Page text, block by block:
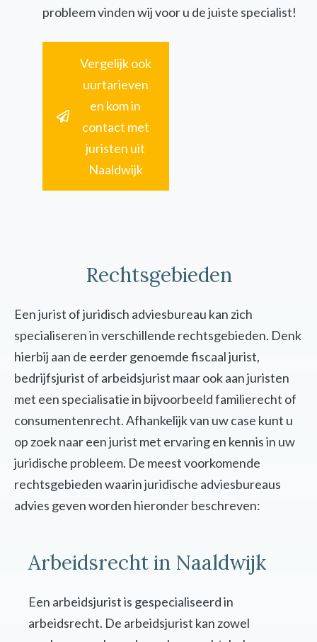
probleem vinden wij voor u de juiste specialist!
Vergelijk ook
uurtarieven
en kom in
contact met
juristen uit
Naaldwijk
Rechtsgebieden
Een jurist of juridisch adviesbureau kan zich
specialiseren in verschillende rechtsgebieden. Denk
hierbij aan de eerder genoemde fiscaal jurist,
bedrijfsjurist of arbeidsjurist maar ook aan juristen
met een specialisatie in bijvoorbeeld familierecht of
consumentenrecht. Afhankelijk van uw case kunt u
op zoek naar een jurist met ervaring en kennis in uw
juridische probleem. De meest voorkomende
rechtsgebieden waarin juridische adviesbureaus
advies geven worden hieronder beschreven:
Arbeidsrecht in Naaldwijk
Een arbeidsjurist is gespecialiseerd in
arbeidsrecht. De arbeidsjurist kan zowel